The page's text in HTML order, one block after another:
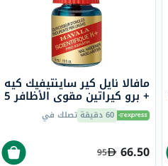
مافالا نايل كير ساينتيفيك كيه
+ برو كيراتين مقوي الأظافر 5
مل 60 دقيقة تصلك في
66.50
95